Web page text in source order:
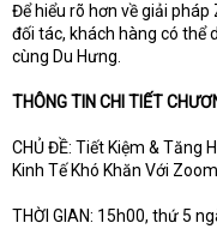
Để hiểu rõ hơn về giải
đối tác, khách hàng có thể
cùng Du Hưng.
THÔNG TIN CHI TIẾT
CHỦ ĐỀ: Tiết Kiệm & Tăng
Kinh Tế Khó Khăn Với
THỜI GIAN: 15h00, thứ 5